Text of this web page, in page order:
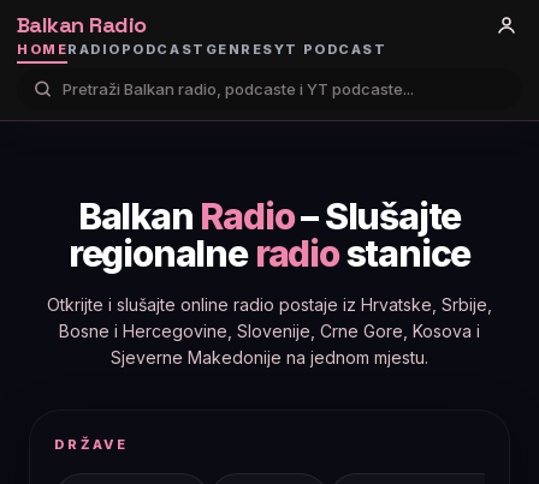
Balkan Radio
HOMERADIO PODCAST GENRESYT PODCAST
Balkan Radio– Slušajte
regionalneradiostanice
Otkrijte i slušajte online radio postaje iz Hrvatske, Srbije,
Bosne i Hercegovine, Slovenije, Crne Gore, Kosova i
Sjeverne Makedonije na jednom mjestu.
DRŽAVE